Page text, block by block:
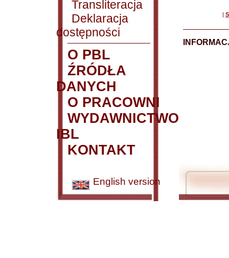
Transliteracja
Deklaracja
dostępności
O PBL
ŹRÓDŁA
DANYCH
O PRACOWNI
WYDAWNICTWO
IBL
KONTAKT
English version
|